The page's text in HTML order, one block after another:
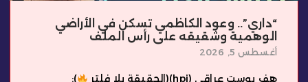
“داري”.. وعود الكاظمي تسكن في الأراضي
الوهمية وشقيقه على رأس الملف
أغسطس 5, 2026
هف بوست عراقي (hpi)(الحقيقة بلا فلتر
):